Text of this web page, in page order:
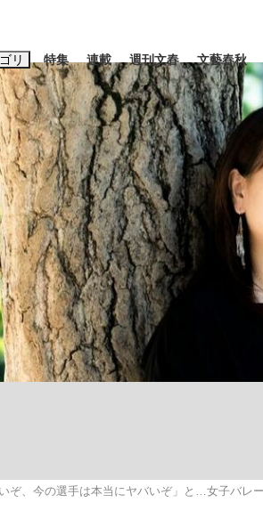
リ
エンタメ ライフ
明かした日本代表監督に...
特集 連載 週刊文春 文藝春秋
キーワー
ワードタグ一覧
凌輝 #高市早苗 #後藤真希 #森岡毅
亀和田武
ぞ、今の選手は本当にヤバいぞ」と…女子バレ